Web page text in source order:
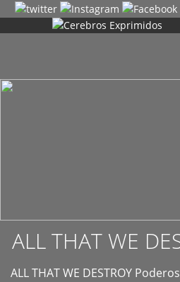
ALL THAT WE
ALL THAT WE DESTROY